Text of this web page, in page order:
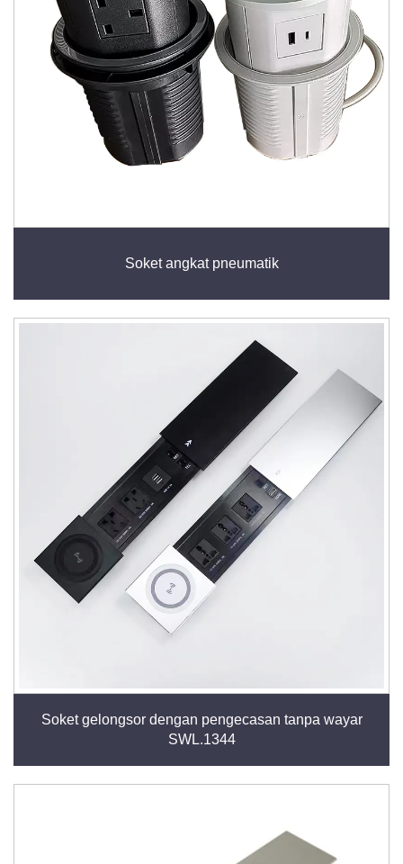
Soket angkat pneumatik
Soket gelongsor dengan pengecasan tanpa wayar
SWL.1344